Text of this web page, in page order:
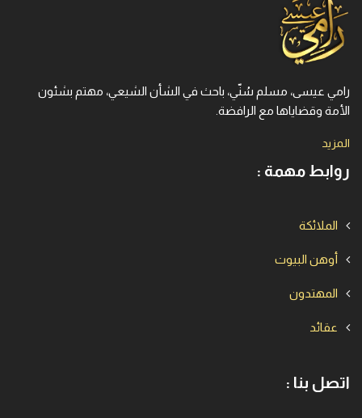
رامي عيسى، مسلم سُنّي، باحث في الشأن الشيعي، مهتم بشئون
الأمة وقضاياها مع الرافضة.
المزيد
روابط مهمة :
الملائكة
أوهن البيوت
المهتدون
عقائد
اتصل بنا :